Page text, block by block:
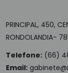
PRINCIPAL, 450,
RONDOLANDIA-
Telefone: (66)
Email: